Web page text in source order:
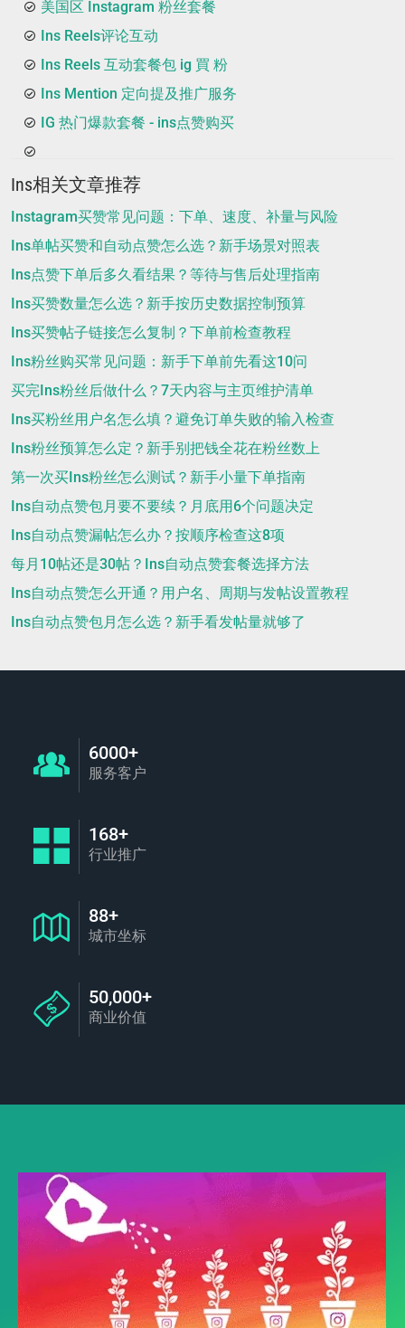
美国区 Instagram 粉丝套餐
Ins Reels评论互动
Ins Reels 互动套餐包 ig 買 粉
Ins Mention 定向提及推广服务
IG 热门爆款套餐 - ins点赞购买
Ins相关文章推荐
Instagram买赞常见问题：下单、速度、补量与风险
Ins单帖买赞和自动点赞怎么选？新手场景对照表
Ins点赞下单后多久看结果？等待与售后处理指南
Ins买赞数量怎么选？新手按历史数据控制预算
Ins买赞帖子链接怎么复制？下单前检查教程
Ins粉丝购买常见问题：新手下单前先看这10问
买完Ins粉丝后做什么？7天内容与主页维护清单
Ins买粉丝用户名怎么填？避免订单失败的输入检查
Ins粉丝预算怎么定？新手别把钱全花在粉丝数上
第一次买Ins粉丝怎么测试？新手小量下单指南
Ins自动点赞包月要不要续？月底用6个问题决定
Ins自动点赞漏帖怎么办？按顺序检查这8项
每月10帖还是30帖？Ins自动点赞套餐选择方法
Ins自动点赞怎么开通？用户名、周期与发帖设置教程
Ins自动点赞包月怎么选？新手看发帖量就够了
6000+
服务客户
168+
行业推广
88+
城市坐标
50,000+
商业价值